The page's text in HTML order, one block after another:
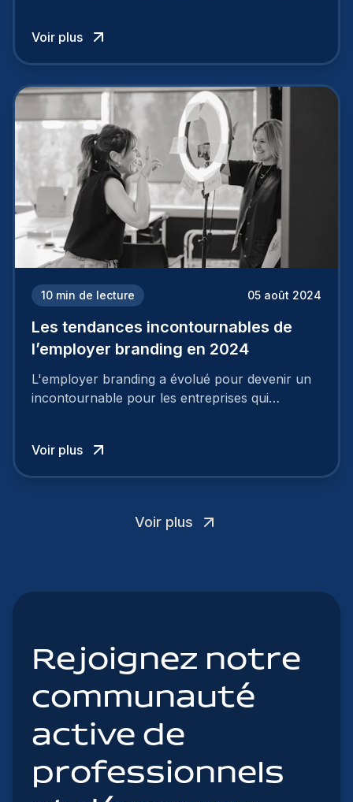
employeur solide et positive sont évidentes, ce
travail, pour qu’il soit réussi, ne peut se faire en
mettre en œuvre un certain nombre d’actions.
Voir plus
10 min de lecture 05 août 2024
Les tendances incontournables de
l’employer branding en 2024
L'employer branding a évolué pour devenir un
incontournable pour les entreprises qui
Voir plus
Voir plus
Rejoignez notre
communauté
active de
professionnels